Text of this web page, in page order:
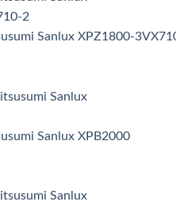
Sanlux XPZ1800-
Sanlux XPB2000